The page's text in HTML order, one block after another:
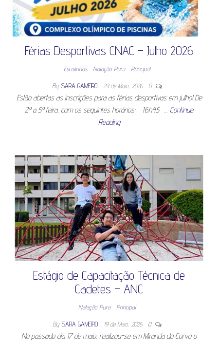
Férias Desportivas CNAC – Julho 2026
Escolinhas Natação Pura Principal
By SARA GAMEIRO 29 de Maio, 2026 0
Estão abertas as inscrições para as férias desportivas em julho! De
2ª a 5ª feira, com os seguintes horários: 16h45 … Continue
Reading
Estágio de Capacitação Técnica de
Cadetes – ANC
Natação Pura Principal
By SARA GAMEIRO 19 de Maio, 2026 0
No passado dia 17 de maio, realizou-se em Miranda do Corvo o